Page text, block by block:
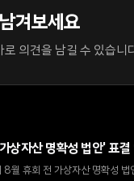
겨보세요
의견을 남길 수 있습니
상자산 명확성 법안' 표
8월 휴회 전 가상자산 명확성